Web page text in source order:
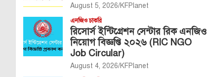
August 5, 2026 KFPlanet
এনজিও চাকরি
রিসোর্স ইন্টিগ্রেশন সেন্টার রিক এনজিও
নিয়োগ বিজ্ঞপ্তি ২০২৬ (RIC NGO
Job Circular)
August 4, 2026 KFPlanet